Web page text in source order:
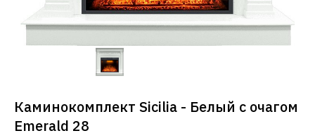
Каминокомплект Sicilia - Белый с очагом
Emerald 28